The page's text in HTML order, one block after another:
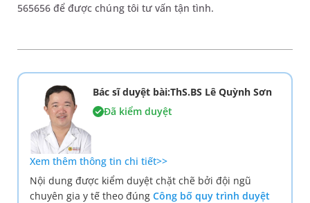
565656 để được chúng tôi tư vấn tận tình.
Bác sĩ duyệt bài:ThS.BS Lê Quỳnh Sơn
Đã kiểm duyệt
Xem thêm thông tin chi tiết>>
Nội dung được kiểm duyệt chặt chẽ bởi đội ngũ
chuyên gia y tế theo đúng Công bố quy trình duyệt